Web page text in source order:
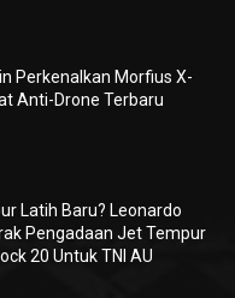
Perkenalkan Morfius X-
Anti-Drone Terbaru
Latih Baru? Leonardo
Pengadaan Jet Tempur
20 Untuk TNI AU